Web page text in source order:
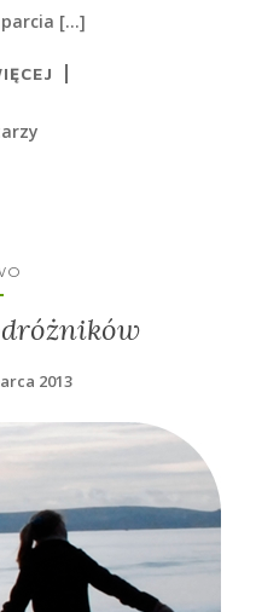
parcia […]
2013